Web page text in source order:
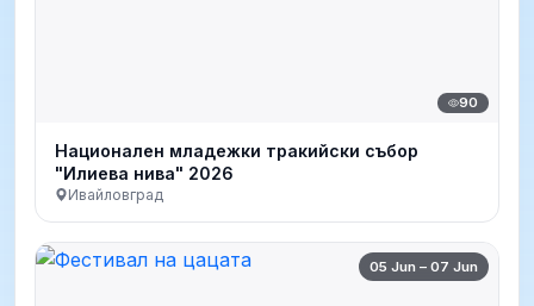
90
Национален младежки тракийски събор
"Илиева нива" 2026
Ивайловград
05 Jun – 07 Jun